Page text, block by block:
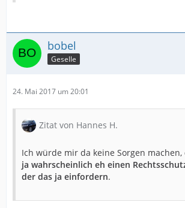
bobel
Geselle
24. Mai 2017 um 20:01
Zitat von Hannes H.
Ich würde mir da keine Sorgen machen,
ja wahrscheinlich eh einen
der das ja einfordern.